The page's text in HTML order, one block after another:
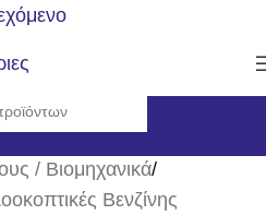
/ Βιομηχανικά/
Βενζίνης